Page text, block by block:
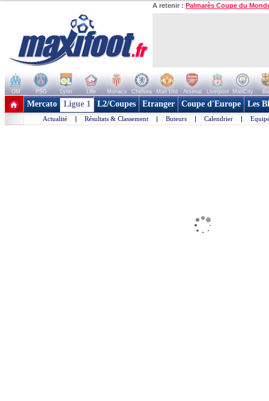
A retenir : Palmarès Coupe du
OM PSG Lyon Lille Monaco Chelsea Man Utd Arsenal Liverpool ManCity
+ de clubs
Mercato Ligue 1 L2/Coupes Etranger Coupe d'Europe Les
Actualité | Résultats & Classement | Buteurs | Calendrier |